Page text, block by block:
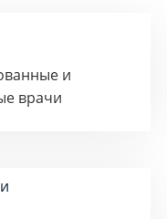
и
врачи